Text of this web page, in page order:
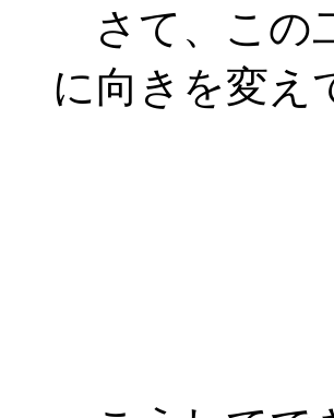
さて、この
に向きを変え